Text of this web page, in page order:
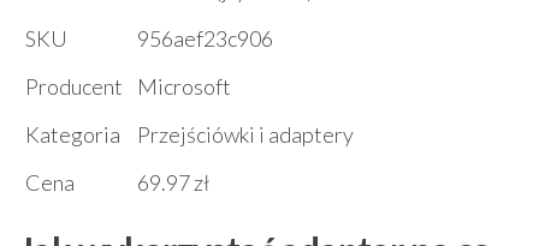
SKU
956aef23c906
Producent
Microsoft
Kategoria
Przejściówki i adaptery
Cena
69.97 zł